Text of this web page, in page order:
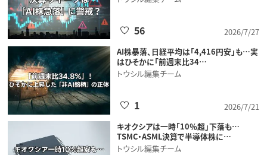
2026/7/27
56
AI株暴落、日経平均は「4,416円安」も…実
はひそかに「前週末比34…
トウシル編集チーム
2026/7/21
1
キオクシアは一時「10％超」下落も…
TSMC・ASML決算で半導体株に…
トウシル編集チーム